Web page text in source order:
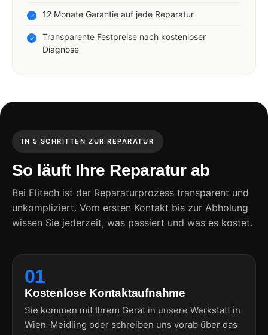
12 Monate Garantie auf jede Reparatur
Transparente Festpreise nach kostenloser
Diagnose
IN 5 SCHRITTEN ZUR REPARATUR
So läuft Ihre Reparatur ab
Bei Elitech ist der Reparaturprozess transparent und
unkompliziert. Vom ersten Kontakt bis zur Abholung
wissen Sie jederzeit, was passiert und was es kostet.
01
Kostenlose Kontaktaufnahme
Sie kommen mit Ihrem Gerät in unsere Werkstatt in
Wien-Meidling oder schreiben uns vorab über das